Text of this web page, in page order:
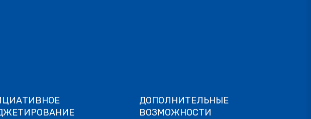
ДОПОЛНИТЕЛЬНЫЕ
ВОЗМОЖНОСТИ